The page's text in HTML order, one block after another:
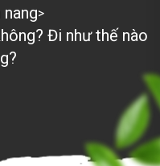
>
Đi như thế nào